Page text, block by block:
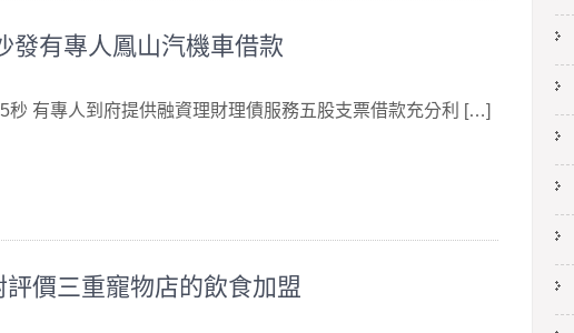
發有專人鳳山汽機車借款
秒 有專人到府提供融資理財理債服務五股支票借款充分利 […]
評價三重寵物店的飲食加盟